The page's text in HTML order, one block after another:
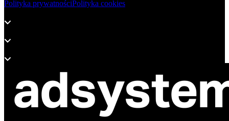
Polityka prywatnościPolityka cookies